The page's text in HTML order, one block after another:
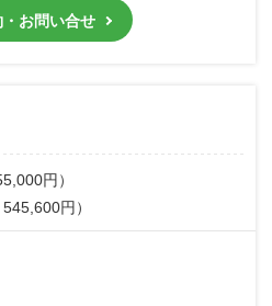
お問い合せ
円）
円）